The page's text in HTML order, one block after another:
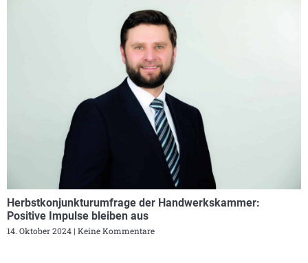
Herbstkonjunkturumfrage der Handwerkskammer:
Positive Impulse bleiben aus
14. Oktober 2024 Keine Kommentare